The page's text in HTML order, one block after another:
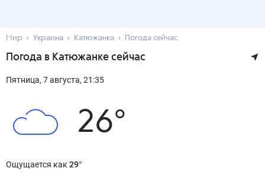
Мир Украина Катюжанка Погода сейчас
Погода в Катюжанке сейчас
Пятница, 7августа, 21:35
26°
Ощущается как 29°